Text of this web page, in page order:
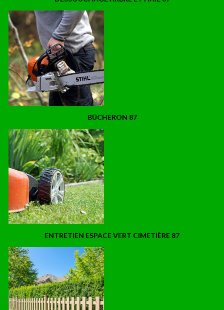
BÛCHERON 87
ENTRETIEN ESPACE VERT CIMETIÈRE 87